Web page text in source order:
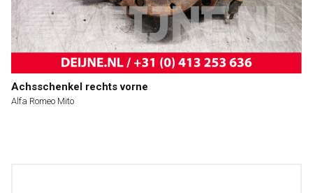
Achsschenkel rechts vorne
Alfa Romeo Mito